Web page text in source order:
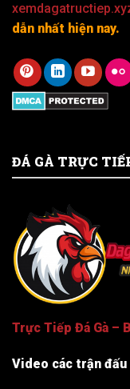
dẫn nhất hiện nay.
ĐÁ GÀ TRỰC
Trực Tiếp Đá Gà –
Video các trận đấu